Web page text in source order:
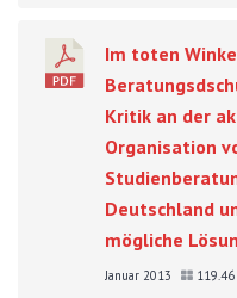
Im toten
Kritik an der
Organisation
Deutschland
mögliche
Januar 2013
119.46